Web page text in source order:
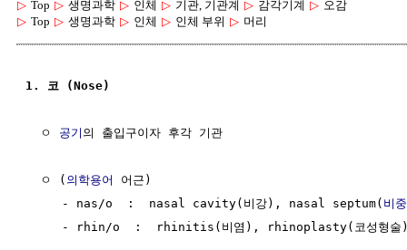
▷ Top ▷ 생명과학 ▷ 인체 ▷ 기관, 기관계 ▷ 감각기계 ▷ 오감
▷ Top ▷ 생명과학 ▷ 인체 ▷ 인체 부위 ▷ 머리
1. 코 (Nose)
  ㅇ
공기 의 출입구이자 후각 기관
  ㅇ (
의학용어
어근)
     - nas/o  :  nasal cavity(비강), nasal septum(
비중
- rhin/o  :  rhinitis(비염), rhinoplasty(코성형